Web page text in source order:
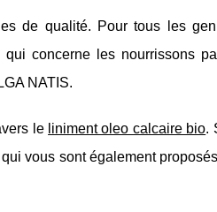
de qualité. Pour tous les
concerne les nourrissons
NATIS.
le liniment oleo calcaire bio.
vous sont également